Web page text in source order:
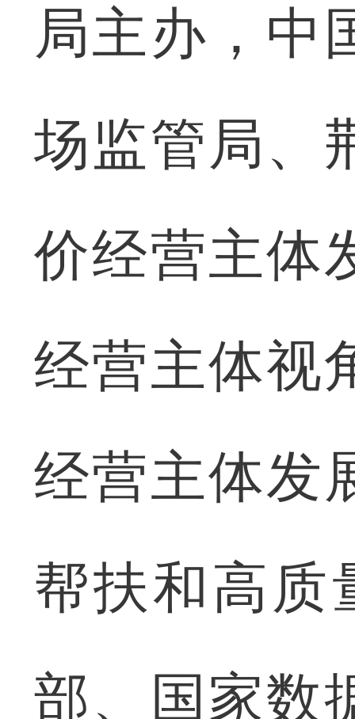
局主办，中
场监管局、
价经营主体
经营主体视
经营主体发
帮扶和高质
部、国家数